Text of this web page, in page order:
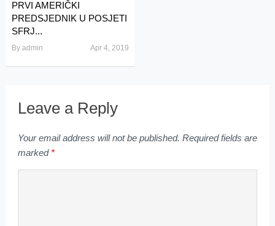
PRVI AMERIČKI
PREDSJEDNIK U POSJETI
SFRJ...
By admin Apr 4, 2019
Leave a Reply
Your email address will not be published. Required fields are
marked *